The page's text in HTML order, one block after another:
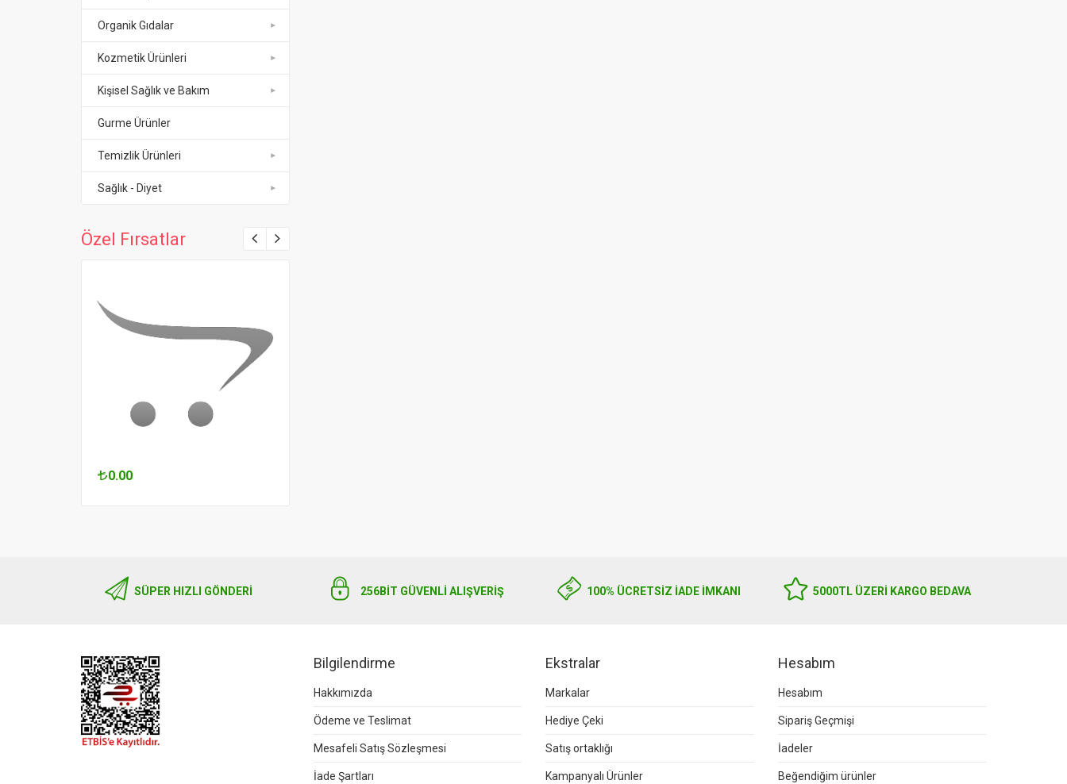
Organik Gıdalar
Kozmetik Ürünleri
Kişisel Sağlık ve Bakım
Gurme Ürünler
Temizlik Ürünleri
Sağlık - Diyet
Özel Fırsatlar
0.00
SÜPER HIZLI GÖNDERI 256BIT GÜVENLİ ALIŞVERİŞ 100% ÜCRETSİZ İADE İMKANI 5000TL ÜZERI KARGO BEDAVA
Bilgilendirme
Hakkımızda
Ödeme ve Teslimat
Mesafeli Satış Sözleşmesi
İade Şartları
Ekstralar
Markalar
Hediye Çeki
Satış ortaklığı
Kampanyalı Ürünler
Hesabım
Hesabım
Sipariş Geçmişi
İadeler
Beğendiğim ürünler